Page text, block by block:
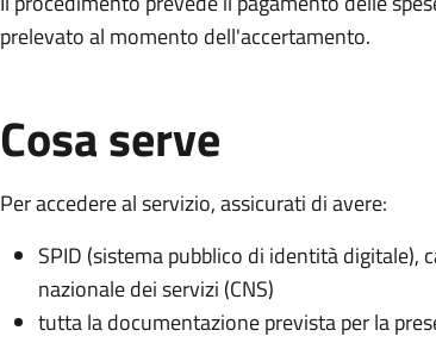
prelevato al momento dell'accertamento.
Cosa serve
Per accedere al servizio, assicurati di avere:
SPID (sistema pubblico di identità digitale),
nazionale dei servizi (CNS)
tutta la documentazione prevista per la